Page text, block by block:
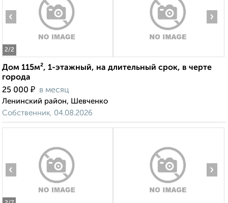
2/2
‹ ›
Дом 115м², 1-этажный, на длительный срок, в черте
города
25 000 ₽ в месяц
Ленинский район, Шевченко
Собственник, 04.08.2026
‹ ›